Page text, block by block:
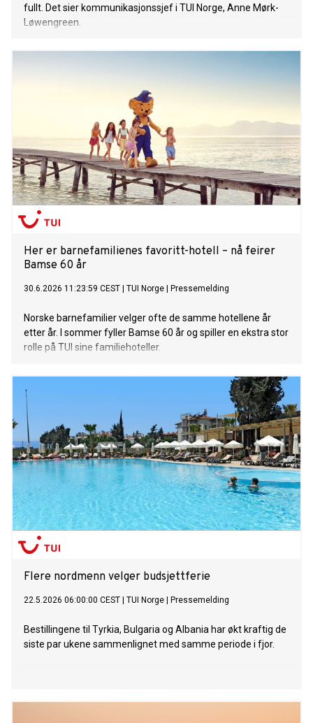
fullt. Det sier kommunikasjonssjef i TUI Norge, Anne Mørk-
Løwengreen.
Her er barnefamilienes favoritt-hotell – nå feirer
Bamse 60 år
30.6.2026 11:23:59 CEST TUI Norge Pressemelding
Norske barnefamilier velger ofte de samme hotellene år
etter år. I sommer fyller Bamse 60 år og spiller en ekstra stor
rolle på TUI sine familiehoteller.
Flere nordmenn velger budsjettferie
22.5.2026 06:00:00 CEST TUI Norge Pressemelding
Bestillingene til Tyrkia, Bulgaria og Albania har økt kraftig de
siste par ukene sammenlignet med samme periode i fjor.